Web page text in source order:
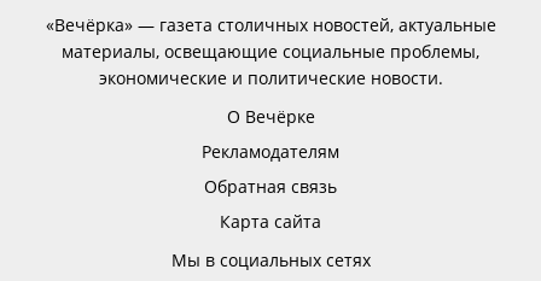
«Вечёрка» — газета столичных новостей, актуальные
материалы, освещающие социальные проблемы,
экономические и политические новости.
О Вечёрке
Рекламодателям
Обратная связь
Карта сайта
Мы в социальных сетях